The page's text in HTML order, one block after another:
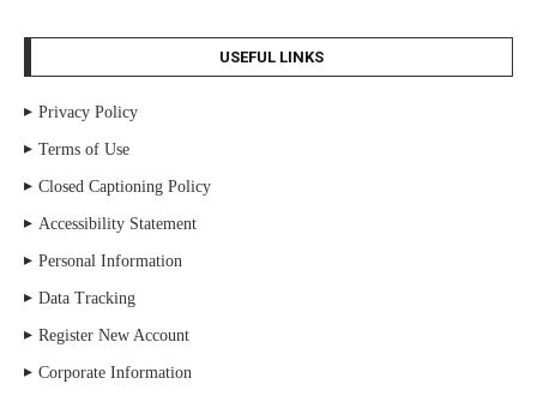
USEFUL LINKS
Privacy Policy
Terms of Use
Closed Captioning Policy
Accessibility Statement
Personal Information
Data Tracking
Register New Account
Corporate Information